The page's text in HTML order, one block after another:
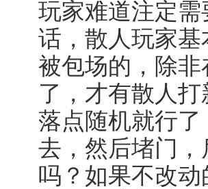
玩家难道注定
话，散人玩家
被包场的，除
了，才有散人
落点随机就行
去，然后堵门
吗？如果不改